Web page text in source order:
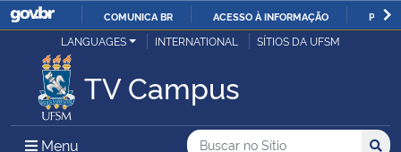
IR
O
COMUNICA BR ACESSO À INFORMAÇÃO
Ministério da Justiça e Segurança Pública
Ministério da Defesa
LANGUAGES INTERNATIONAL SÍTIOS DA UFSM
TV Campus
Menu Menu Principal do Sítio
Busca
Buscar no no Sítio
Busca: